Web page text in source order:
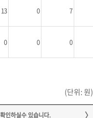
13 0 7
0 0 0
(단위: 원)